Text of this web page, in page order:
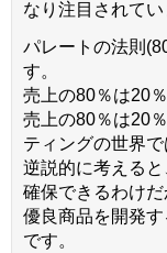
なり注目されてい
パレートの法則
す。
売上の80％は20
売上の80％は20
ティングの世界で
逆説的に考える
確保できるわけ
優良商品を開発
です。